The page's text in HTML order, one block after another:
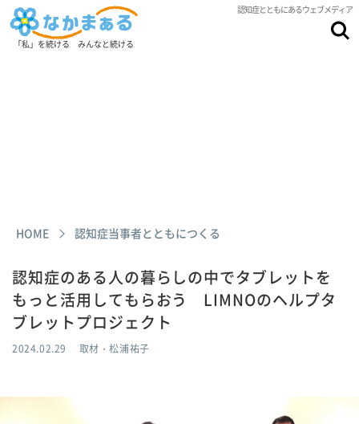
認知症とともにあるウェブメディア
「私」を続ける みんなと続ける
HOME 認知症当事者とともにつくる
認知症のある人の暮らしの中でタブレットを
もっと活用してもらおう LIMNOのヘルプタ
ブレットプロジェクト
2024.02.29 取材・松浦祐子